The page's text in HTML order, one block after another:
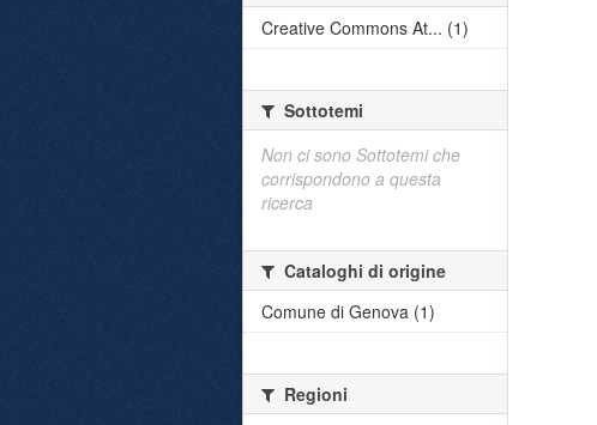
Creative Commons At... (1)
Sottotemi
Non ci sono Sottotemi che
corrispondono a questa
ricerca
Cataloghi di origine
Comune di Genova (1)
Regioni